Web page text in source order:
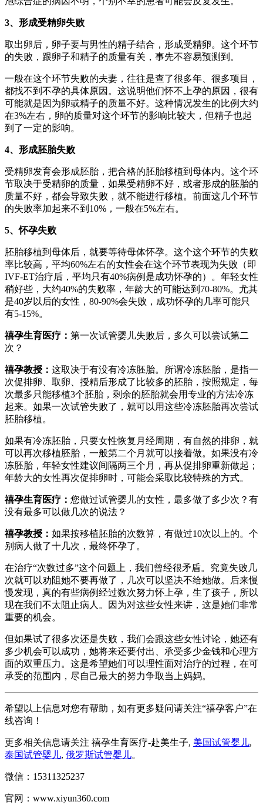
3、形成受精卵失败
取出卵后，卵子要与男性的精子结合，形成受精卵。这个环节
的失败，跟卵子和精子的质量有关，事先不容易预测到。
一般在这个环节失败的夫妻，往往是查了很多年、很多项目，
都找不到不孕的具体原因。这说明他们怀不上孕的原因，很有
可能就是因为卵或精子的质量不好。这种情况发生的比例大约
在3%左右，卵的质量对这个环节的影响比较大，但精子也起
到了一定的影响。
4、形成胚胎失败
受精卵发育会形成胚胎，把合格的胚胎移植到母体内。这个环
节取决于受精卵的质量，如果受精卵不好，或者形成的胚胎的
质量不好，都会导致失败，就不能进行移植。前面这几个环节
的失败率加起来不到10%，一般在5%左右。
5、怀孕失败
胚胎移植到母体后，就要等待母体怀孕。这个这个环节的失败
率比较高，平均60%左右的女性会在这个环节表现为失败（即
IVF-ET治疗后，平均只有40%病例是成功怀孕的）。年轻女性
稍好些，大约40%的失败率，年龄大的可能达到70-80%。尤其
是40岁以后的女性，80-90%会失败，成功怀孕的几率可能只
有5-15%。
禧孕生育医疗 ： 第一次试管婴儿失败后，多久可以尝试第二
次？
禧孕教授 ： 这取决于有没有冷冻胚胎。所谓冷冻胚胎，是指一
次促排卵、取卵、授精后形成了比较多的胚胎，按照规定，每
次最多只能移植3个胚胎，剩余的胚胎就会用专业的方法冷冻
起来。如果一次试管失败了，就可以用这些冷冻胚胎再次尝试
胚胎移植。
如果有冷冻胚胎，只要女性恢复月经周期，有自然的排卵，就
可以再次移植胚胎，一般第二个月就可以接着做。如果没有冷
冻胚胎，年轻女性建议间隔两三个月，再从促排卵重新做起；
年龄大的女性再次促排卵时，可能会采取比较特殊的方式。
禧孕生育医疗 ： 您做过试管婴儿的女性，最多做了多少次？有
没有最多可以做几次的说法？
禧孕教授 ： 如果按移植胚胎的次数算，有做过10次以上的。个
别病人做了十几次，最终怀孕了。
在治疗“次数过多”这个问题上，我们曾经很矛盾。究竟失败几
次就可以劝阻她不要再做了，几次可以坚决不给她做。后来慢
慢发现，真的有些病例经过数次努力怀上孕，生了孩子，所以
现在我们不太阻止病人。因为对这些女性来讲，这是她们非常
重要的机会。
但如果试了很多次还是失败，我们会跟这些女性讨论，她还有
多少机会可以成功，她将来还要付出、承受多少金钱和心理方
面的双重压力。这是希望她们可以理性面对治疗的过程，在可
承受的范围内，尽自己最大的努力争取当上妈妈。
希望以上信息对您有帮助，如有更多疑问请关注“禧孕客户”在
线咨询！
更多相关信息请关注 禧孕生育医疗-赴美生子, 美国试管婴儿,
泰国试管婴儿, 俄罗斯试管婴儿。
微信：15311325237
官网：www.xiyun360.com